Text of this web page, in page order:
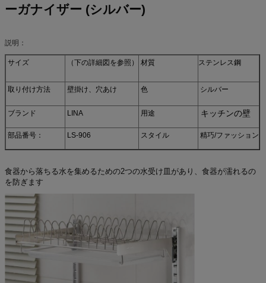
ーガナイザー (シルバー)
説明：
サイズ （下の詳細図を参照） 材質 ステンレス鋼
取り付け方法 壁掛け、穴あけ 色 シルバー
ブランド LINA 用途 キッチンの壁
部品番号： LS-906 スタイル 精巧/ファッション
食器から落ちる水を集めるための2つの水受け皿があり、食器が濡れるの
を防ぎます